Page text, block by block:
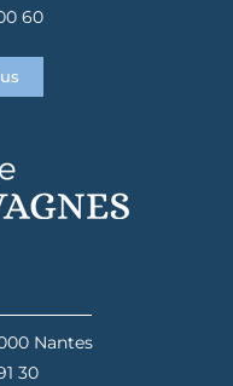
60
Nantes
30